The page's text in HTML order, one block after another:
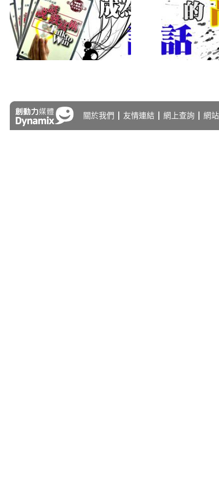
關於我們 友情連結 網上查詢 網